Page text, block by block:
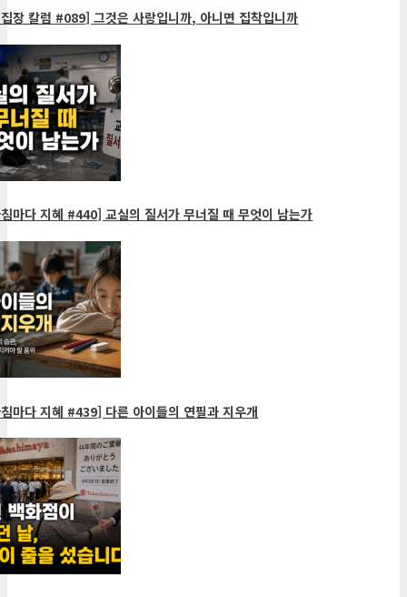
장 칼럼 #089] 그것은 사랑입니까, 아니면 집착입니까
마다 지혜 #440] 교실의 질서가 무너질 때 무엇이 남는가
마다 지혜 #439] 다른 아이들의 연필과 지우개